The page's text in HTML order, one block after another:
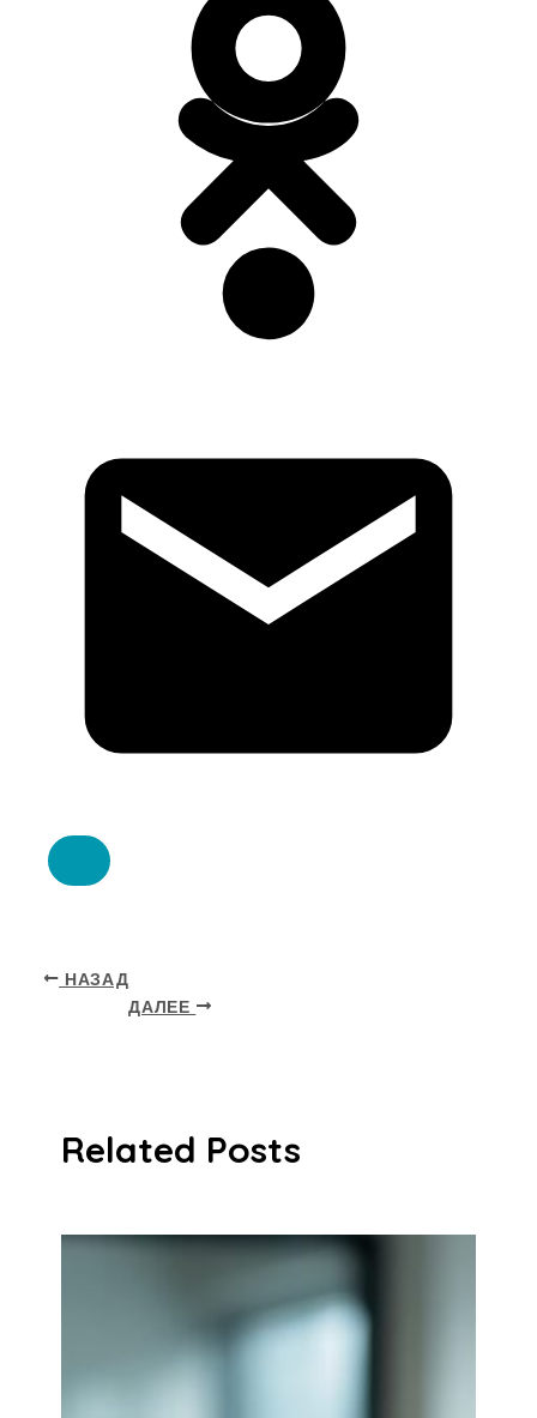
НАЗАД
ДАЛЕЕ
Related Posts